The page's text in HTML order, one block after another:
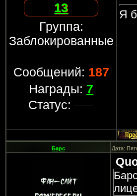
13
Группа:
Заблокированные
Сообщений: 187
Награды: 7
Статус:
Я
Барс Дата: